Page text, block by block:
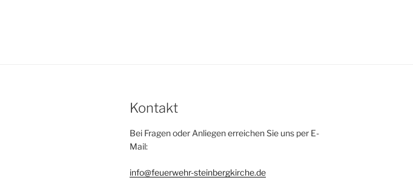
Kontakt
Bei Fragen oder Anliegen erreichen Sie uns per E-
Mail:
info@feuerwehr-steinbergkirche.de